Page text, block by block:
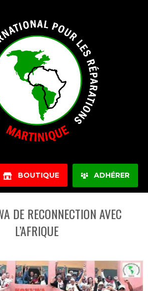
ADHÉRER
BOUTIQUE
DE RECONNECTION AVEC
L’AFRIQUE